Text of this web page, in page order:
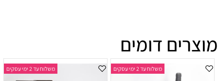
מוצרים דומים
משלוח עד 2 ימי עסקים משלוח עד 2 ימי עסקים